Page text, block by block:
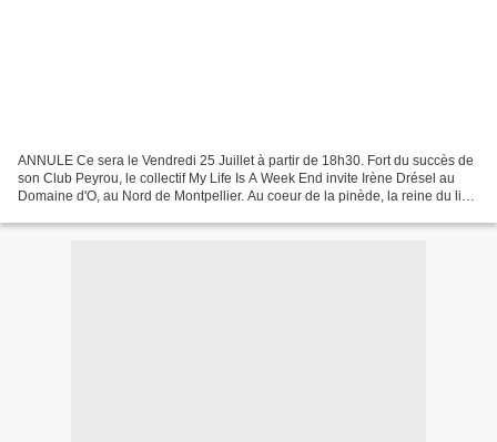
ANNULE Ce sera le Vendredi 25 Juillet à partir de 18h30. Fort du succès de
son Club Peyrou, le collectif My Life Is A Week End invite Irène Drésel au
Domaine d'O, au Nord de Montpellier. Au coeur de la pinède, la reine du live